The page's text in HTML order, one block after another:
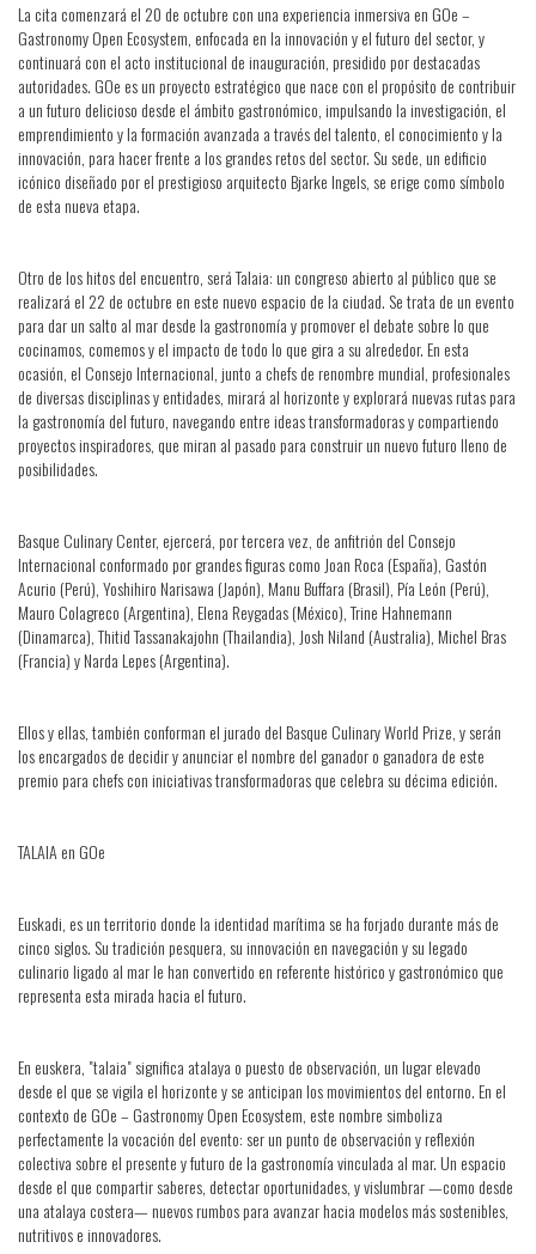
La cita comenzará el 20 de octubre con una experiencia inmersiva en GOe –
Gastronomy Open Ecosystem, enfocada en la innovación y el futuro del sector, y
continuará con el acto institucional de inauguración, presidido por destacadas
autoridades. GOe es un proyecto estratégico que nace con el propósito de contribuir
a un futuro delicioso desde el ámbito gastronómico, impulsando la investigación, el
emprendimiento y la formación avanzada a través del talento, el conocimiento y la
innovación, para hacer frente a los grandes retos del sector. Su sede, un edificio
icónico diseñado por el prestigioso arquitecto Bjarke Ingels, se erige como símbolo
de esta nueva etapa.
Otro de los hitos del encuentro, será Talaia: un congreso abierto al público que se
realizará el 22 de octubre en este nuevo espacio de la ciudad. Se trata de un evento
para dar un salto al mar desde la gastronomía y promover el debate sobre lo que
cocinamos, comemos y el impacto de todo lo que gira a su alrededor. En esta
ocasión, el Consejo Internacional, junto a chefs de renombre mundial, profesionales
de diversas disciplinas y entidades, mirará al horizonte y explorará nuevas rutas para
la gastronomía del futuro, navegando entre ideas transformadoras y compartiendo
proyectos inspiradores, que miran al pasado para construir un nuevo futuro lleno de
posibilidades.
Basque Culinary Center, ejercerá, por tercera vez, de anfitrión del Consejo
Internacional conformado por grandes figuras como Joan Roca (España), Gastón
Acurio (Perú), Yoshihiro Narisawa (Japón), Manu Buffara (Brasil), Pía León (Perú),
Mauro Colagreco (Argentina), Elena Reygadas (México), Trine Hahnemann
(Dinamarca), Thitid Tassanakajohn (Thailandia), Josh Niland (Australia), Michel Bras
(Francia) y Narda Lepes (Argentina).
Ellos y ellas, también conforman el jurado del Basque Culinary World Prize, y serán
los encargados de decidir y anunciar el nombre del ganador o ganadora de este
premio para chefs con iniciativas transformadoras que celebra su décima edición.
TALAIA en GOe
Euskadi, es un territorio donde la identidad marítima se ha forjado durante más de
cinco siglos. Su tradición pesquera, su innovación en navegación y su legado
culinario ligado al mar le han convertido en referente histórico y gastronómico que
representa esta mirada hacia el futuro.
En euskera, "talaia" significa atalaya o puesto de observación, un lugar elevado
desde el que se vigila el horizonte y se anticipan los movimientos del entorno. En el
contexto de GOe – Gastronomy Open Ecosystem, este nombre simboliza
perfectamente la vocación del evento: ser un punto de observación y reflexión
colectiva sobre el presente y futuro de la gastronomía vinculada al mar. Un espacio
desde el que compartir saberes, detectar oportunidades, y vislumbrar —como desde
una atalaya costera— nuevos rumbos para avanzar hacia modelos más sostenibles,
nutritivos e innovadores.